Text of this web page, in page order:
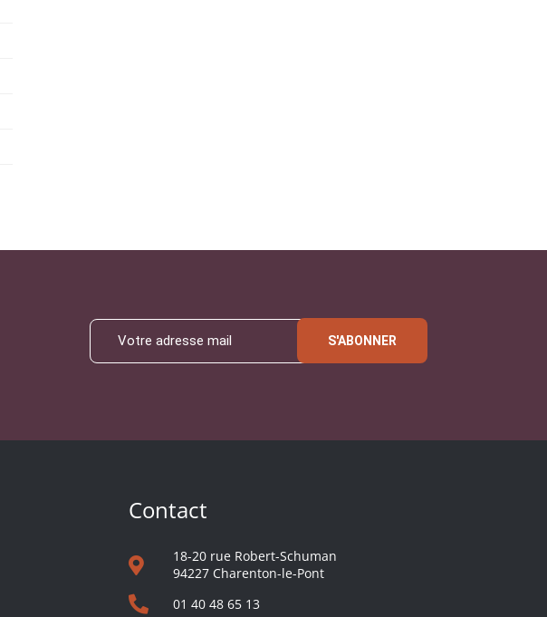
S'ABONNER
Contact
18-20 rue Robert-Schuman
94227 Charenton-le-Pont
01 40 48 65 13